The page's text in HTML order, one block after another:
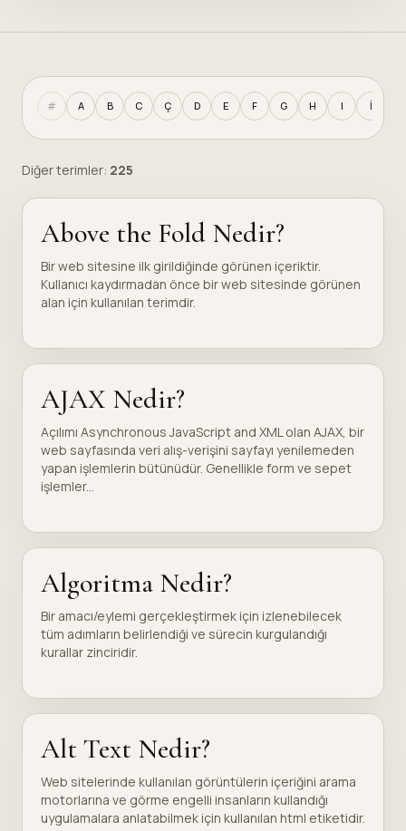
# A B C Ç D E F G H I İ
Diğer terimler: 225
Above the Fold Nedir?
Bir web sitesine ilk girildiğinde görünen içeriktir.
Kullanıcı kaydırmadan önce bir web sitesinde görünen
alan için kullanılan terimdir.
AJAX Nedir?
Açılımı Asynchronous JavaScript and XML olan AJAX, bir
web sayfasında veri alış-verişini sayfayı yenilemeden
yapan işlemlerin bütünüdür. Genellikle form ve sepet
işlemler...
Algoritma Nedir?
Bir amacı/eylemi gerçekleştirmek için izlenebilecek
tüm adımların belirlendiği ve sürecin kurgulandığı
kurallar zinciridir.
Alt Text Nedir?
Web sitelerinde kullanılan görüntülerin içeriğini arama
motorlarına ve görme engelli insanların kullandığı
uygulamalara anlatabilmek için kullanılan html etiketidir.